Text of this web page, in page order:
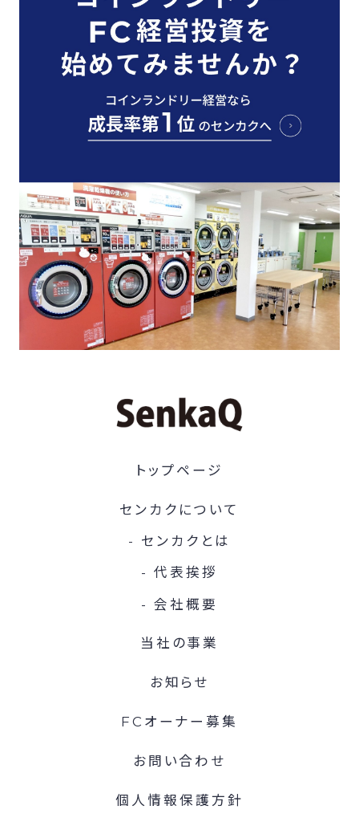
トップページ
センカクについて
センカクとは
代表挨拶
会社概要
当社の事業
お知らせ
FCオーナー募集
お問い合わせ
個人情報保護方針